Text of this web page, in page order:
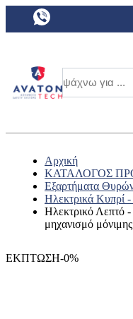
Αρχική
ΚΑΤΑΛΟΓΟΣ
Εξαρτήματα
Ηλεκτρικά Κυπρί
Ηλεκτρικό Λεπτό
μηχανισμό
ΕΚΠΤΩΣΗ-0%